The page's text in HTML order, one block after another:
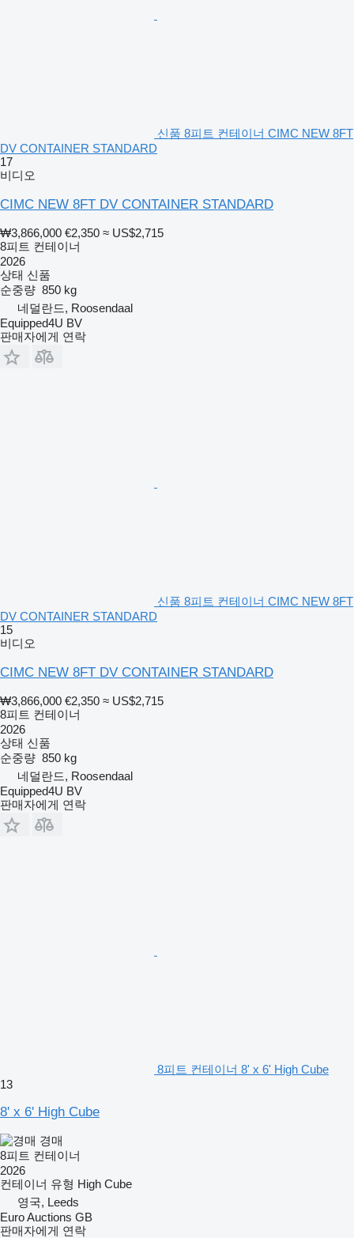
신품 8피트 컨테이너 CIMC NEW 8FT
DV CONTAINER STANDARD
17
비디오
CIMC NEW 8FT DV CONTAINER STANDARD
₩3,866,000 €2,350 ≈ US$2,715
8피트 컨테이너
2026
상태 신품
순중량 850 kg
네덜란드, Roosendaal
Equipped4U BV
판매자에게 연락
신품 8피트 컨테이너 CIMC NEW 8FT
DV CONTAINER STANDARD
15
비디오
CIMC NEW 8FT DV CONTAINER STANDARD
₩3,866,000 €2,350 ≈ US$2,715
8피트 컨테이너
2026
상태 신품
순중량 850 kg
네덜란드, Roosendaal
Equipped4U BV
판매자에게 연락
8피트 컨테이너 8' x 6' High Cube
13
8' x 6' High Cube
경매
8피트 컨테이너
2026
컨테이너 유형 High Cube
영국, Leeds
Euro Auctions GB
판매자에게 연락